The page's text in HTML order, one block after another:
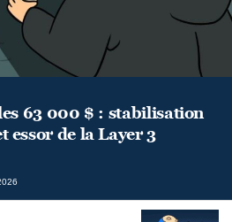
63 000 $ : stabilisation
essor de la Layer 3